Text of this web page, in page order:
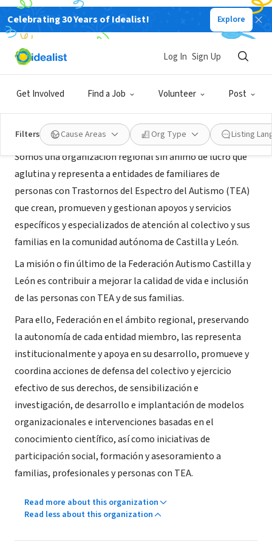
Celebrating 30 Years of Idealist! Explore
Get Involved Find a Job Volunteer Post
Log In Sign Up
Filters Cause Areas Org Type Listing
NONPROFIT
Federación Autismo Castilla y León
About Us
Somos una organización regional sin ánimo de lucro que
aglutina y representa a entidades de familiares de
personas con Trastornos del Espectro del Autismo (TEA)
que crean, promueven y gestionan apoyos y servicios
específicos y especializados de atención al colectivo y sus
familias en la comunidad autónoma de Castilla y León.
La misión o fin último de la Federación Autismo Castilla y
León es contribuir a mejorar la calidad de vida e inclusión
de las personas con TEA y de sus familias.
Para ello, Federación en el ámbito regional, preservando
la autonomía de cada entidad miembro, las representa
institucionalmente y apoya en su desarrollo, promueve y
coordina acciones de defensa del colectivo y ejercicio
efectivo de sus derechos, de sensibilización e
investigación, de desarrollo e implantación de modelos
organizacionales e intervenciones basadas en el
conocimiento científico, así como iniciativas de
participación social, formación y asesoramiento a
familias, profesionales y personas con TEA.
Read more about this organization
Read less about this organization